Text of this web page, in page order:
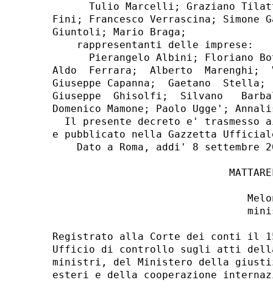
Tulio Marcelli; Graziano
Fini; Francesco Verrascina; Simone
Giuntoli; Mario Braga;
    rappresentanti delle imprese:
Pierangelo Albini; Floriano
Aldo  Ferrara;  Alberto  Marenghi;
Giuseppe Capanna;  Gaetano
Giuseppe  Ghisolfi;  Silvano
Domenico Mamone; Paolo Ugge';
Il presente decreto e' trasmesso
e pubblicato nella Gazzetta
Dato a Roma, addi' 8 settembre
Registrato alla Corte dei conti il
Ufficio di controllo sugli atti
ministri, del Ministero della